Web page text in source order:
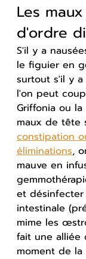
Les
d'ordre
S'il y a
le figuier en
surtout s'il y
l'on peut
Griffonia ou la
maux de tête
constipation
éliminations,
mauve en
et
intestinale
mime les
fait une alliée
moment de la